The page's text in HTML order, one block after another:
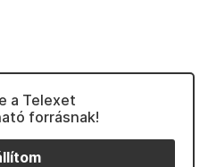
a Telexet
forrásnak!